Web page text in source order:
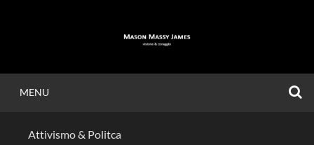
MASON MASSY
MENU
Attivismo & Politca